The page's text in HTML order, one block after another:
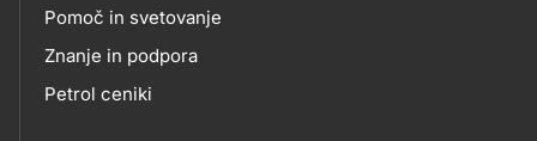
Footer
links
Pomoč in svetovanje
Znanje in podpora
Petrol ceniki